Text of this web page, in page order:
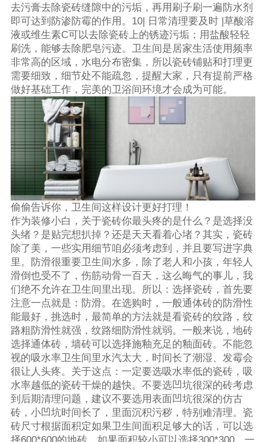
去污膏去除瓷砖缝隙中的污垢，再用刷子刷一遍防水剂
即可达到防渗防霉的作用。10| 日常清理要及时 |草酸溶
液或维生素C可以去除瓷砖上的锈迹污垢；用盐酸轻轻
刷洗，能够去除肥皂污迹。卫生间是居家生活使用频率
非常高的区域，水电分布密集，所以瓷砖铺贴和打理更
需要细致，细节处不能疏忽，提醒大家，只有提前严格
做好基础工作，完美的卫浴间环境才会成为可能。
偷偷告诉你，卫生间这样设计更好打理！
作为装修小白，关于瓷砖你最头疼的是什么？是选择没
头绪？是贴完想扒掉？还是天天看着心堵？其实，瓷砖
除了美，一些实用细节咱必须考虑到，并且要写进字典
里。防滑很重要卫生间水多，除了老人和小孩，年轻人
滑倒也受不了，伤筋动骨一百天，这么晦气的事儿，我
们绝不允许在卫生间里出现。所以：选择瓷砖，首先要
注意一点就是：防滑。在选购时，一般通体砖的防滑性
能最好，挑选时，最简单的方法就是看瓷砖的纹路，纹
路粗防滑性就强，纹路细防滑性就弱。一般来说，地砖
选择通体砖，墙砖可以选择施釉充足的釉面砖。不能忽
视的吸水率卫生间里水汽太大，时间长了潮湿、发霉会
很让人头疼。关于这点：一定要选吸水率低的瓷砖，吸
水率越低的瓷砖干燥的越快。不要选凹坑很深的砖考虑
到后期清理问题，建议不要选用表面凹坑很深的仿古
砖，小凹坑时间长了，里面沉积污秽，特别难清理。瓷
砖尺寸根据面积定如果卫生间面积足够大的话，可以选